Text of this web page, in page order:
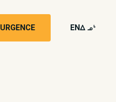
URGENCE ENwk4